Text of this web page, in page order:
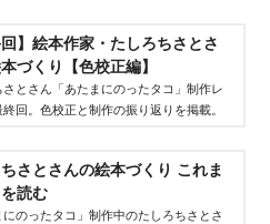
回】絵本作家・たしろちさとさ
づくり【色校正編】
とさん「あたまにのったタコ」制作レ
回。色校正と制作の振り返りを掲載。
さとさんの絵本づくり これま
読む
にのったタコ」制作中のたしろちさとさ